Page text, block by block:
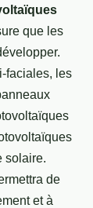
que les
faciales, les
solaire.
de
et à